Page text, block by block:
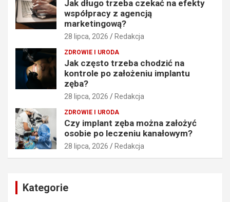
Jak długo trzeba czekać na efekty
współpracy z agencją
marketingową?
28 lipca, 2026 Redakcja
ZDROWIE I URODA
Jak często trzeba chodzić na
kontrole po założeniu implantu
zęba?
28 lipca, 2026 Redakcja
ZDROWIE I URODA
Czy implant zęba można założyć
osobie po leczeniu kanałowym?
28 lipca, 2026 Redakcja
Kategorie